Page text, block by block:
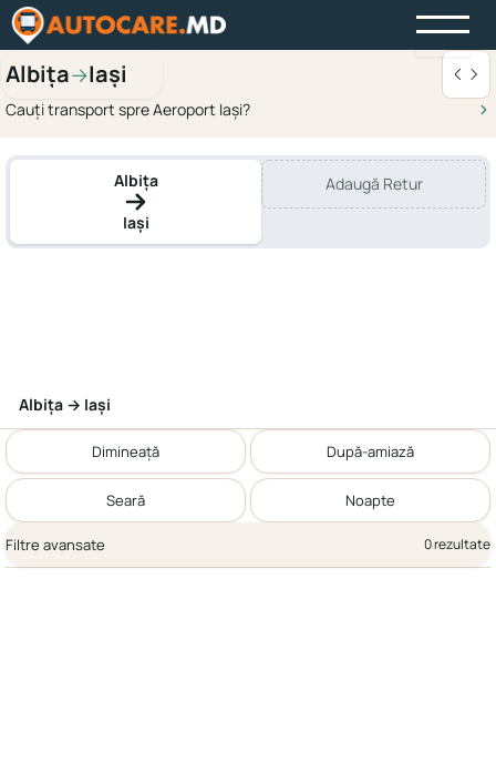
Albița→Iași
Cauți transport spre Aeroport Iași?
Albița
Iași
Adaugă Retur
Albița → Iași
Dimineață După-amiază
Seară Noapte
Filtre avansate 0 rezultate